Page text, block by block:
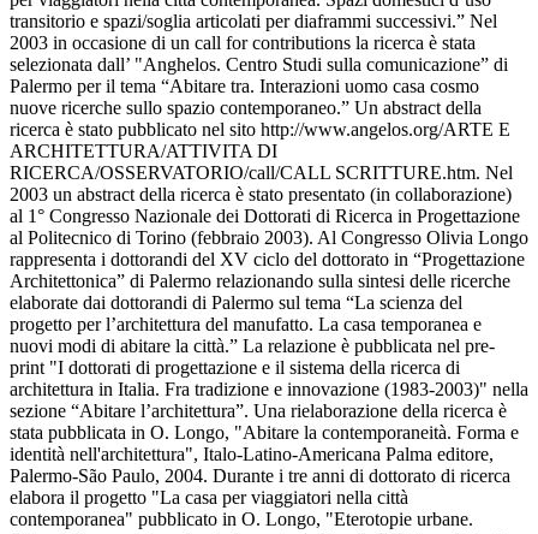
transitorio e spazi/soglia articolati per diaframmi successivi.” Nel
2003 in occasione di un call for contributions la ricerca è stata
selezionata dall’ "Anghelos. Centro Studi sulla comunicazione” di
Palermo per il tema “Abitare tra. Interazioni uomo casa cosmo
nuove ricerche sullo spazio contemporaneo.” Un abstract della
ricerca è stato pubblicato nel sito http://www.angelos.org/ARTE E
ARCHITETTURA/ATTIVITA DI
RICERCA/OSSERVATORIO/call/CALL SCRITTURE.htm. Nel
2003 un abstract della ricerca è stato presentato (in collaborazione)
al 1° Congresso Nazionale dei Dottorati di Ricerca in Progettazione
al Politecnico di Torino (febbraio 2003). Al Congresso Olivia Longo
rappresenta i dottorandi del XV ciclo del dottorato in “Progettazione
Architettonica” di Palermo relazionando sulla sintesi delle ricerche
elaborate dai dottorandi di Palermo sul tema “La scienza del
progetto per l’architettura del manufatto. La casa temporanea e
nuovi modi di abitare la città.” La relazione è pubblicata nel pre-
print "I dottorati di progettazione e il sistema della ricerca di
architettura in Italia. Fra tradizione e innovazione (1983-2003)" nella
sezione “Abitare l’architettura”. Una rielaborazione della ricerca è
stata pubblicata in O. Longo, "Abitare la contemporaneità. Forma e
identità nell'architettura", Italo-Latino-Americana Palma editore,
Palermo-São Paulo, 2004. Durante i tre anni di dottorato di ricerca
elabora il progetto "La casa per viaggiatori nella città
contemporanea" pubblicato in O. Longo, "Eterotopie urbane.